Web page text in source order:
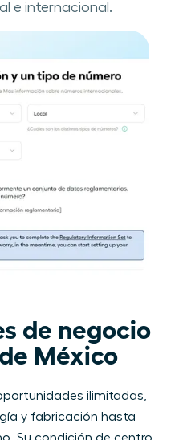
e internacional.
de negocio
México
ilimitadas,
y fabricación hasta